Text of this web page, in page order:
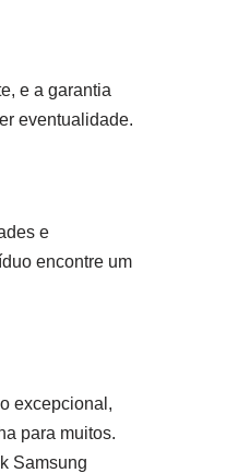
e a garantia
eventualidade.
e
encontre um
excepcional,
para muitos.
Samsung